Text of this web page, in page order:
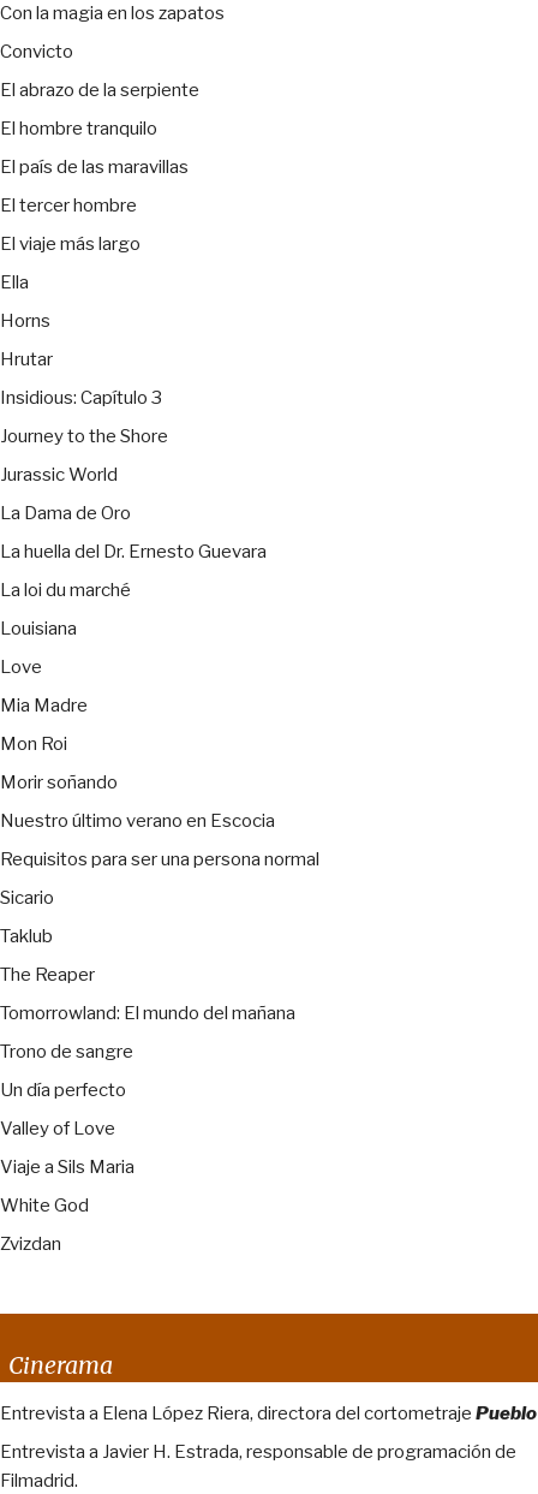
Con la magia en los zapatos
Convicto
El abrazo de la serpiente
El hombre tranquilo
El país de las maravillas
El tercer hombre
El viaje más largo
Ella
Horns
Hrutar
Insidious: Capítulo 3
Journey to the Shore
Jurassic World
La Dama de Oro
La huella del Dr. Ernesto Guevara
La loi du marché
Louisiana
Love
Mia Madre
Mon Roi
Morir soñando
Nuestro último verano en Escocia
Requisitos para ser una persona normal
Sicario
Taklub
The Reaper
Tomorrowland: El mundo del mañana
Trono de sangre
Un día perfecto
Valley of Love
Viaje a Sils Maria
White God
Zvizdan
Cinerama
Entrevista a Elena López Riera, directora del cortometraje Pueblo
Entrevista a Javier H. Estrada, responsable de programación de
Filmadrid.